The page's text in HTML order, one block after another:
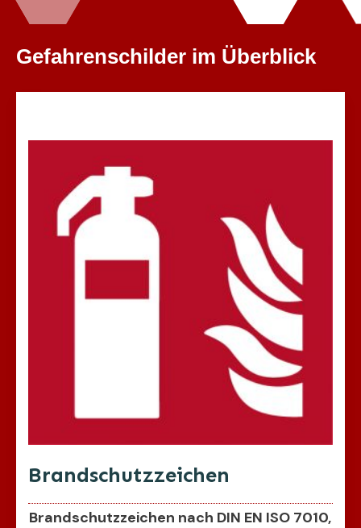
Gefahrenschilder im Überblick
Brandschutzzeichen
Brandschutzzeichen nach DIN EN ISO 7010,